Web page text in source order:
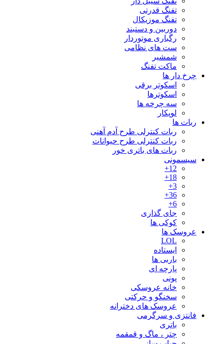
تفنگ قدرتی
تفنگ موزیکال
دوربین و دستبند
رگباری موتوردار
ست های نظامی
شمشیر
ماکت تفنگ
چرخ دار ها
اسکوتر برقی
اسکوترها
سه چرخه ها
لوپکار
ربات ها
ربات کنترلی طرح آدم آهنی
ربات کنترلی طرح حیوانات
ربات های باتری خور
سیسمونی
12+
18+
3+
36+
6+
جای گذاری
کوکی ها
عروسک ها
LOL
ایستاده
باربی ها
پارچه ای
پونی
خانه عروسکی
سخنگو و حرکتی
عروسک های دخترانه
فانتزی و سرگرمی
باتری
چتر ، ماگ و قمقمه